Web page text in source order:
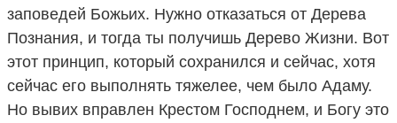
заповедей Божьих. Нужно отказаться от Дерева
Познания, и тогда ты получишь Дерево Жизни. Вот
этот принцип, который сохранился и сейчас, хотя
сейчас его выполнять тяжелее, чем было Адаму.
Но вывих вправлен Крестом Господнем, и Богу это